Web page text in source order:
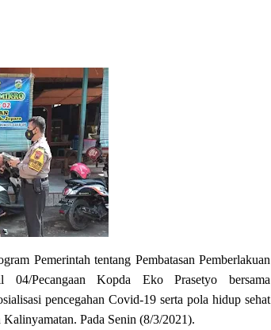
Pemerintah tentang Pembatasan Pemberlakuan
Pecangaan Kopda Eko Prasetyo bersama
pencegahan Covid-19 serta pola hidup sehat
Pada Senin (8/3/2021).